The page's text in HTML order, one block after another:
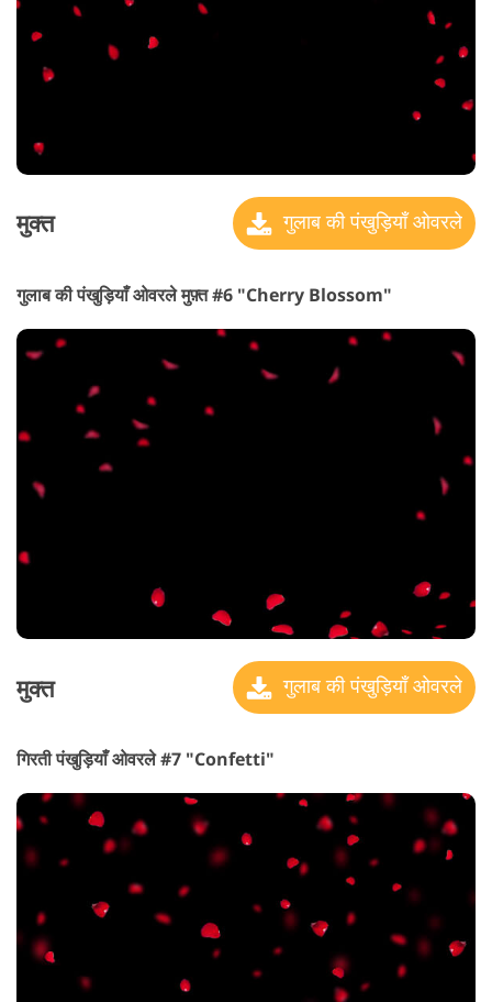
मुक्त गुलाब की पंखुड़ियाँ ओवरले
गुलाब की पंखुड़ियाँ ओवरले मुफ़्त #6 "Cherry Blossom"
मुक्त गुलाब की पंखुड़ियाँ ओवरले
गिरती पंखुड़ियाँ ओवरले #7 "Confetti"